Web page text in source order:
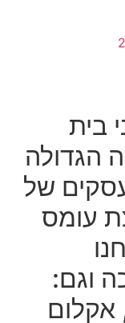
בית
הגדולה
של
עומס
וגם:
אקלום